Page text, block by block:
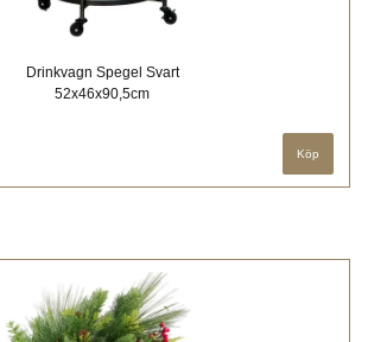
Drinkvagn Spegel Svart
52x46x90,5cm